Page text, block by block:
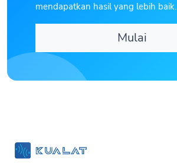
mendapatkan hasil yang lebih baik.
Mulai